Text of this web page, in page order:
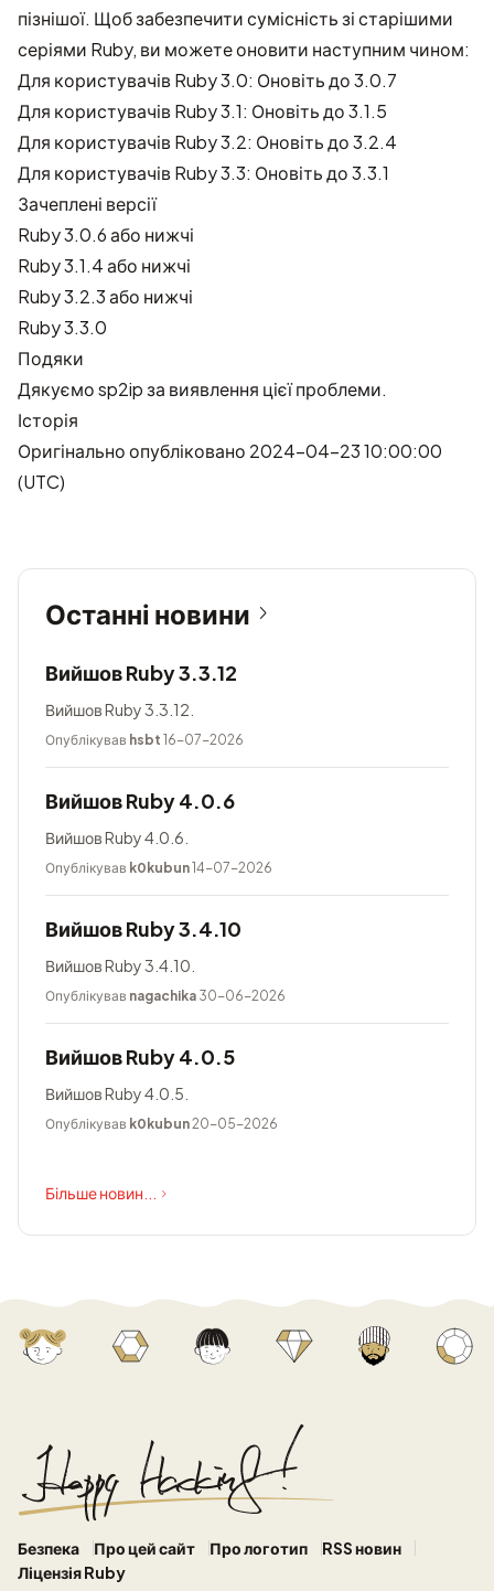
пізнішої. Щоб забезпечити сумісність зі старішими
серіями Ruby, ви можете оновити наступним чином:
Для користувачів Ruby 3.0: Оновіть до 3.0.7
Для користувачів Ruby 3.1: Оновіть до 3.1.5
Для користувачів Ruby 3.2: Оновіть до 3.2.4
Для користувачів Ruby 3.3: Оновіть до 3.3.1
Зачеплені версії
Ruby 3.0.6 або нижчі
Ruby 3.1.4 або нижчі
Ruby 3.2.3 або нижчі
Ruby 3.3.0
Подяки
Дякуємоsp2ipза виявлення цієї проблеми.
Історія
Оригінально опубліковано 2024-04-23 10:00:00
(UTC)
Останні новини
Вийшов Ruby 3.3.12
Вийшов Ruby 3.3.12.
Опублікував hsbt 16-07-2026
Вийшов Ruby 4.0.6
Вийшов Ruby 4.0.6.
Опублікував k0kubun14-07-2026
Вийшов Ruby 3.4.10
Вийшов Ruby 3.4.10.
Опублікував nagachika 30-06-2026
Вийшов Ruby 4.0.5
Вийшов Ruby 4.0.5.
Опублікував k0kubun20-05-2026
Більше новин...
Безпека Про цей сайт Про логотип
RSS новин
Ліцензія Ruby